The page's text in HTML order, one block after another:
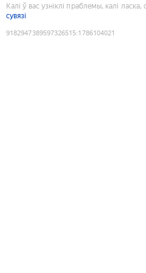
Калі ў вас узніклі праблемы, калі ласка,
сувязі
9182947389597326515:1786104021